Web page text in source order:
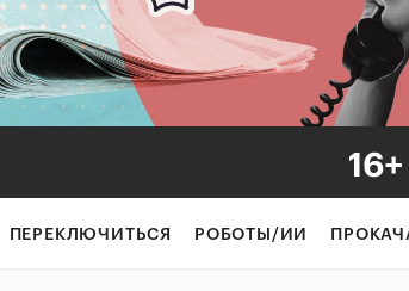
ПЕРЕКЛЮЧИТЬСЯ РОБОТЫ/ИИ